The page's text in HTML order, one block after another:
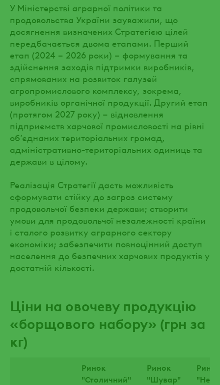
У Міністерстві аграрної політики та
продовольства України зауважили, що
досягнення визначених Стратегією цілей
передбачається двома етапами. Перший
етап (2024 – 2026 роки) – формування та
здійснення заходів підтримки виробників,
спрямованих на розвиток галузей
агропромислового комплексу, зокрема,
виробників органічної продукції. Другий етап
(протягом 2027 року) – відновлення
підприємств харчової промисловості на рівні
об’єднаних територіальних громад,
адміністративно-територіальних одиниць та
держави в цілому.
Реалізація Стратегії дасть можливість
сформувати стійку до загроз систему
продовольчої безпеки держави; створити
умови для продовольчої незалежності країни
і сталого розвитку аграрного сектору
економіки; забезпечити повноцінний доступ
населення до безпечних харчових продуктів у
достатній кількості.
Ціни на овочеву продукцію
«борщового набору» (грн за
кг)
Ринок
"Столичний"
Ринок
"Шувар"
Ринок